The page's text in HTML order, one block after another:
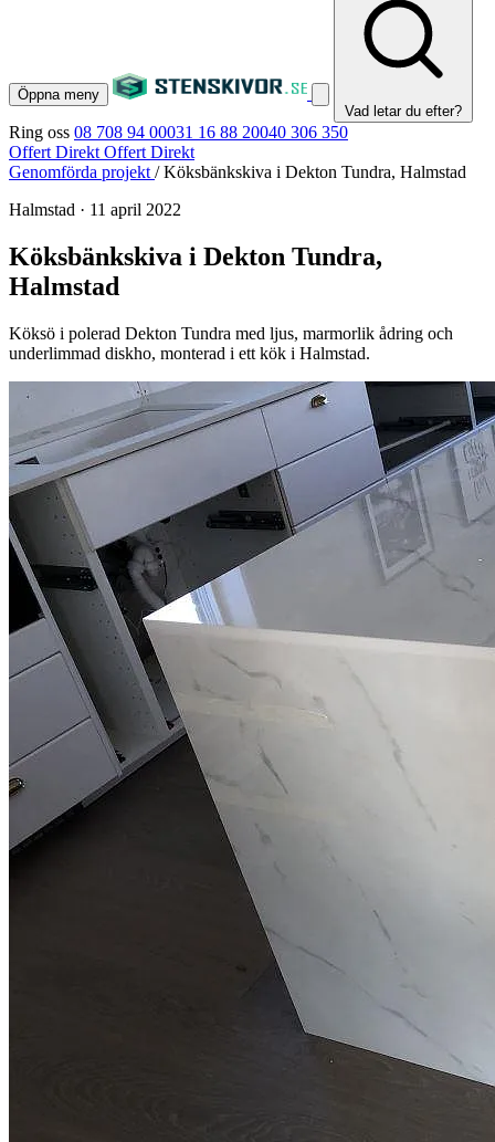
Öppna meny
Vad letar du efter?
Ring oss 08 708 94 00031 16 88 20040 306 350
Offert Direkt Offert Direkt
Genomförda projekt / Köksbänkskiva i Dekton Tundra, Halmstad
Halmstad · 11 april 2022
Köksbänkskiva i Dekton Tundra,
Halmstad
Köksö i polerad Dekton Tundra med ljus, marmorlik ådring och
underlimmad diskho, monterad i ett kök i Halmstad.